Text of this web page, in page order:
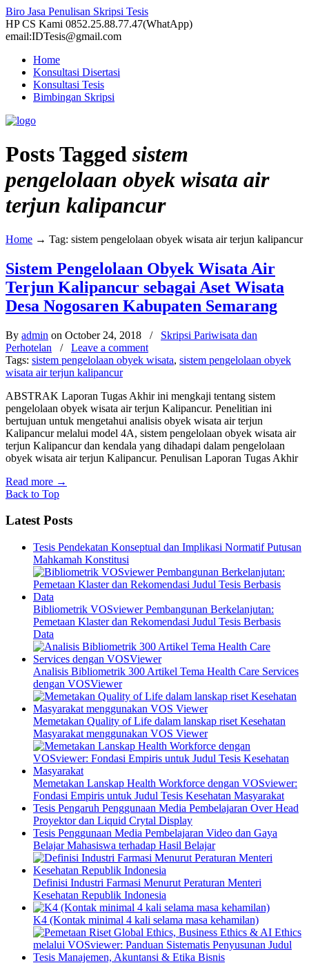
Biro Jasa Penulisan Skripsi Tesis
HP CS Kami 0852.25.88.77.47(WhatApp)
email:IDTesis@gmail.com
Home
Konsultasi Disertasi
Konsultasi Tesis
Bimbingan Skripsi
Posts Tagged sistem
pengelolaan obyek wisata air
terjun kalipancur
Home → Tag: sistem pengelolaan obyek wisata air terjun kalipancur
Sistem Pengelolaan Obyek Wisata Air
Terjun Kalipancur sebagai Aset Wisata
Desa Nogosaren Kabupaten Semarang
By admin on October 24, 2018 /
Skripsi Pariwisata dan
Perhotelan
/ Leave a comment
Tags: sistem pengelolaan obyek wisata, sistem pengelolaan obyek
wisata air terjun kalipancur
ABSTRAK Laporan Tugas Akhir ini mengkaji tentang sistem
pengelolaan obyek wisata air terjun Kalipancur. Penelitian ini
bertujuan untuk mengetahui analisis obyek wisata air terjun
Kalipancur melalui model 4A, sistem pengelolaan obyek wisata air
terjun Kalipancur dan kendala yang dihadapi dalam pengelolaan
obyek wisata air terjun Kalipancur. Penulisan Laporan Tugas Akhir
Read more →
Back to Top
Latest Posts
Tesis Pendekatan Konseptual dan Implikasi Normatif Putusan
Mahkamah Konstitusi
Bibliometrik VOSviewer Pembangunan Berkelanjutan:
Pemetaan Klaster dan Rekomendasi Judul Tesis Berbasis
Data
Analisis Bibliometrik 300 Artikel Tema Health Care Services
dengan VOSViewer
Memetakan Quality of Life dalam lanskap riset Kesehatan
Masyarakat menggunakan VOS Viewer
Memetakan Lanskap Health Workforce dengan VOSviewer:
Fondasi Empiris untuk Judul Tesis Kesehatan Masyarakat
Tesis Pengaruh Penggunaan Media Pembelajaran Over Head
Proyektor dan Liquid Crytal Display
Tesis Penggunaan Media Pembelajaran Video dan Gaya
Belajar Mahasiswa terhadap Hasil Belajar
Definisi Industri Farmasi Menurut Peraturan Menteri
Kesehatan Republik Indonesia
K4 (Kontak minimal 4 kali selama masa kehamilan)